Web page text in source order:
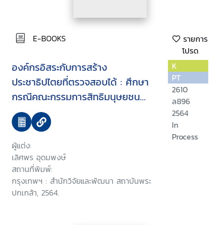
E-BOOKS
รายการ
โปรด
องค์กรอิสระกับการสร้าง
ประชาธิปไตยที่ตรวจสอบได้ : ศึกษา
กรณีคณะกรรมการสิทธิมนุษยชน
แห่งชาติ
ผู้แต่ง:
เลิศพร อุดมพงษ์
สถานที่พิมพ์:
กรุงเทพฯ : สำนักวิจัยและพัฒนา สถาบันพระ
ปกเกล้า, 2564.
K
PT
2610
ล896
2564
In
Process